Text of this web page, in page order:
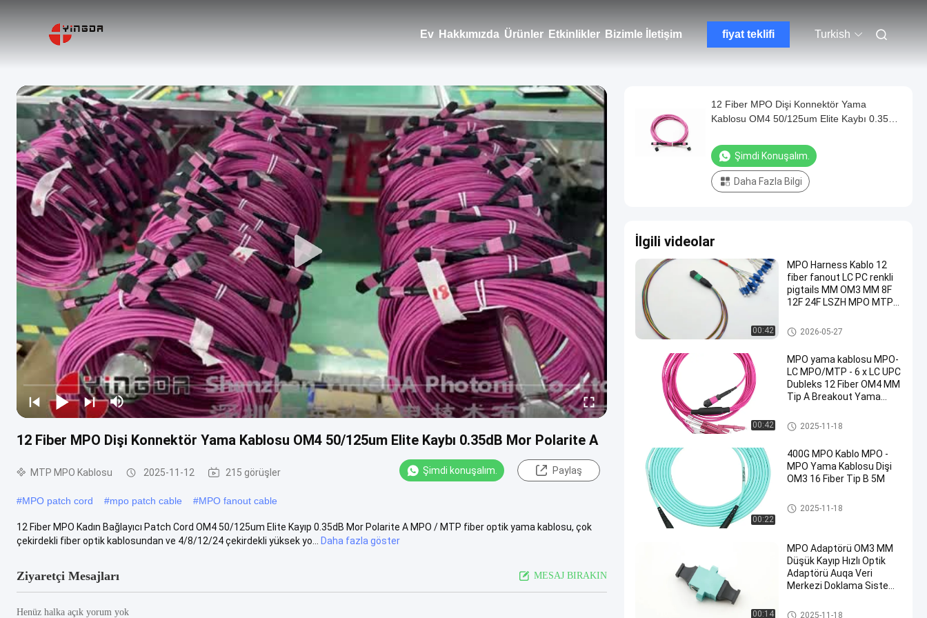
Ev Hakkımızda Ürünler Etkinlikler Bizimle İletişim fiyat teklifi Turkish
12 Fiber MPO Dişi Konnektör Yama Kablosu OM4 50/125um Elite Kaybı 0.35dB Mor Polarite A
MTP MPO Kablosu 2025-11-12 215 görüşler Şimdi konuşalım. Paylaş
#MPO patch cord #mpo patch cable #MPO fanout cable
12 Fiber MPO Kadın Bağlayıcı Patch Cord OM4 50/125um Elite Kayıp 0.35dB Mor Polarite A MPO / MTP fiber optik yama kablosu, çok
çekirdekli fiber optik kablosundan ve 4/8/12/24 çekirdekli yüksek yo...
Daha fazla göster
Ziyaretçi Mesajları MESAJ BIRAKIN
Henüz halka açık yorum yok
12 Fiber MPO Dişi Konnektör Yama
Kablosu OM4 50/125um Elite Kaybı 0.35dB
Şimdi Konuşalım.
Daha Fazla Bilgi
İlgili videolar
00:42
MPO Harness Kablo 12
fiber fanout LC PC renkli
pigtails MM OM3 MM 8F
12F 24F LSZH MPO MTP
MTP MPO Kablosu
2026-05-27
00:42
MPO yama kablosu MPO-
LC MPO/MTP - 6 x LC UPC
Dubleks 12 Fiber OM4 MM
Tip A Breakout Yama
metre
MTP MPO Kablosu
2025-11-18
00:22
400G MPO Kablo MPO -
MPO Yama Kablosu Dişi
OM3 16 Fiber Tip B 5M
MTP MPO Kablosu
2025-11-18
00:14
MPO Adaptörü OM3 MM
Düşük Kayıp Hızlı Optik
Adaptörü Auqa Veri
Merkezi Doklama Sistemi
MTP MPO Kablosu
2025-11-18